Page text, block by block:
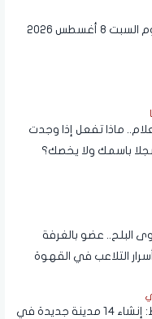
8 أغسطس 2026
ماذا تفعل إذا وجدت
باسمك ولا يخصك؟
البلح.. عضو بالغرفة
التلاعب في القهوة
استشاري تخطيط: إنشاء 14 مدينة جديدة في